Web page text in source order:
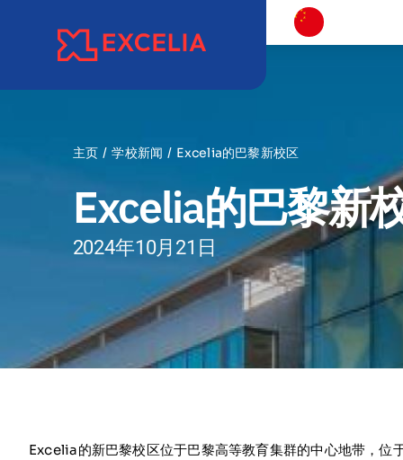
主页 学校新闻 Excelia的巴黎新校区
Excelia的巴黎新
2024年10月21日
Excelia的新巴黎校区位于巴黎高等教育集群的中心地带，